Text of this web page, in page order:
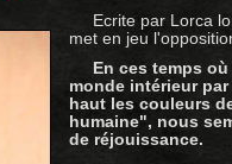
Ecrite par Lorca
met en jeu
En ces temps
monde intérieur
haut les couleurs
humaine", nous
de réjouissance.